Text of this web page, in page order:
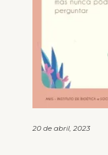
20 de abril, 2023